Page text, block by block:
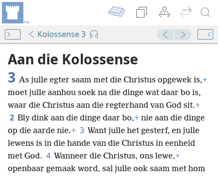
Kolossense 3
Aan die Kolossense
3 As julle egter saam met die Christus opgewek is,
moet julle aanhou soek na die dingewat daar bo is,
waar die Christus aan die regterhand van God sit.+
2 Bly dink aan die dinge daar bo,+ nie aan die dinge
op die aarde nie.+ 3 Want julle het gesterf, en julle
lewens is in die hande van die Christus in eenheid
met God. 4 Wanneer die Christus, ons lewe,+